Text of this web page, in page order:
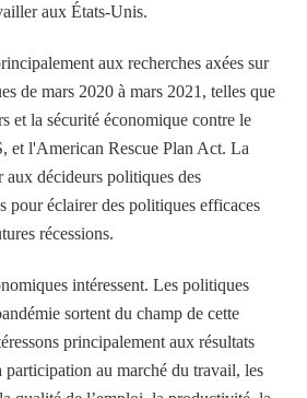
aux États-Unis.
aux recherches axées sur
de mars 2020 à mars 2021, telles que
et la sécurité économique contre le
et l'American Rescue Plan Act. La
décideurs politiques des
pour éclairer des politiques efficaces
récessions.
intéressent. Les politiques
sortent du champ de cette
principalement aux résultats
participation au marché du travail, les